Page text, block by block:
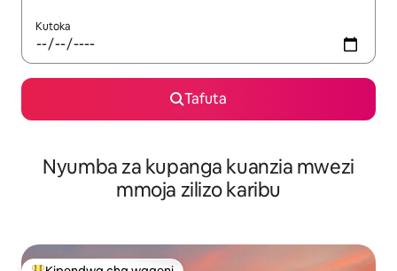
Kutoka
Tafuta
Nyumba za kupanga kuanzia mwezi
mmoja zilizo karibu